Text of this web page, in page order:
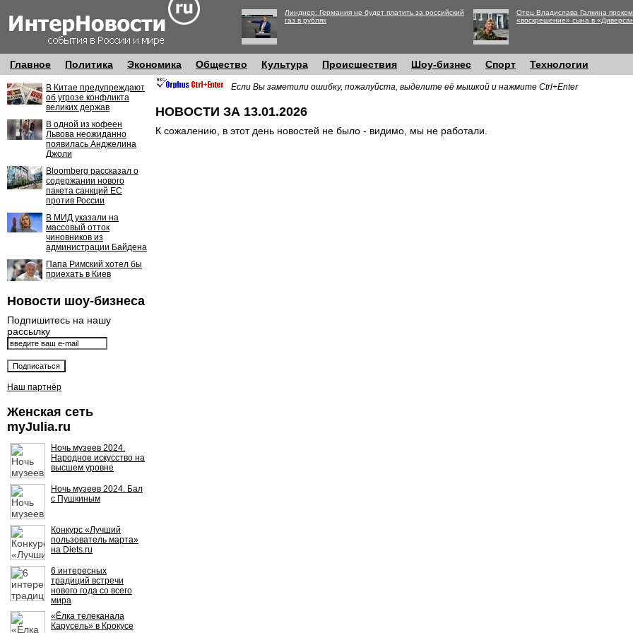
Линднер: Германия не будет платить за российский
газ в рублях
Отец Владислава Галкина
«воскрешение» сына в
Главное Политика Экономика Общество Культура Происшествия Шоу-бизнес Спорт Технологии
В Китае предупреждают
об угрозе конфликта
великих держав
В одной из кофеен
Львова неожиданно
появилась Анджелина
Джоли
Bloomberg рассказал о
содержании нового
пакета санкций ЕС
против России
В МИД указали на
массовый отток
чиновников из
администрации Байдена
Папа Римский хотел бы
приехать в Киев
Новости шоу-бизнеса
Подпишитесь на нашу
рассылку
Наш партнёр
Женская сеть
myJulia.ru
Ночь музеев 2024.
Народное искусство на
высшем уровне
Ночь музеев 2024. Бал
с Пушкиным
Конкурс «Лучший
пользователь марта»
на Diets.ru
6 интересных
традиций встречи
нового года со всего
мира
«Ёлка телеканала
Карусель» в Крокусе
Если Вы заметили ошибку, пожалуйста, выделите её мышкой и нажмите Ctrl+Enter
НОВОСТИ ЗА 13.01.2026
К сожалению, в этот день новостей не было - видимо, мы не работали.